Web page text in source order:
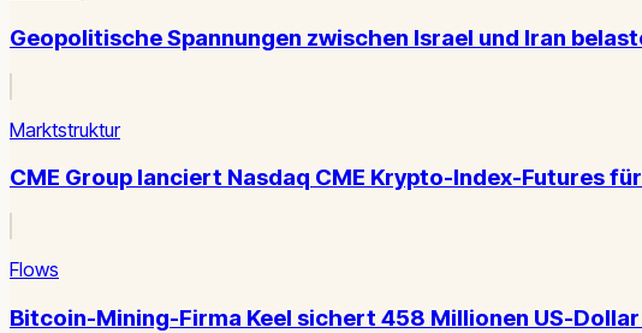
Geopolitische Spannungen zwischen Israel und Iran
Marktstruktur
CME Group lanciert Nasdaq CME Krypto-Index-Futures
Flows
Bitcoin-Mining-Firma Keel sichert 458 Millionen US-